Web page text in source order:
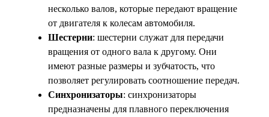
несколько валов, которые передают вращение
от двигателя к колесам автомобиля.
Шестерни: шестерни служат для передачи
вращения от одного вала к другому. Они
имеют разные размеры и зубчатость, что
позволяет регулировать соотношение передач.
Синхронизаторы: синхронизаторы
предназначены для плавного переключения